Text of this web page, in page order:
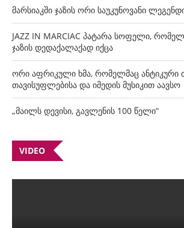
მარსიაკში ჯაზის ორი საუკუნოვანი
JAZZ IN MARCIAC პატარა სოფელი,
ჯაზის დედაქალაქად იქცა
ორი აფრიკული ხმა, რომელმაც ანტიკური
თავისუფლებისა და იმედის მუსიკით აავსო
„მაილს დევისი, გავლენის 100 წელი“
VIDEO